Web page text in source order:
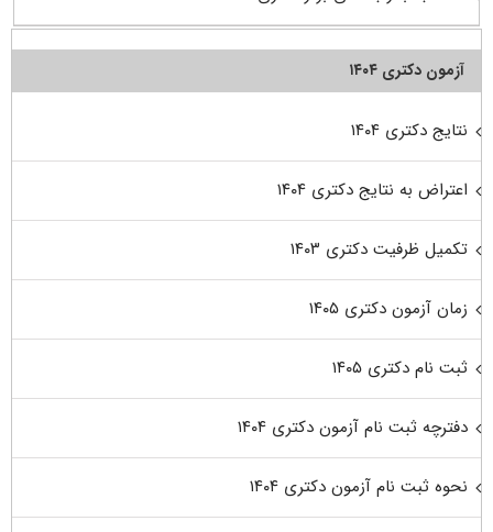
آزمون دکتری ۱۴۰۴
نتایج دکتری ۱۴۰۴
اعتراض به نتایج دکتری ۱۴۰۴
تکمیل ظرفیت دکتری ۱۴۰۳
زمان آزمون دکتری ۱۴۰۵
ثبت نام دکتری ۱۴۰۵
دفترچه ثبت نام آزمون دکتری ۱۴۰۴
نحوه ثبت نام آزمون دکتری ۱۴۰۴